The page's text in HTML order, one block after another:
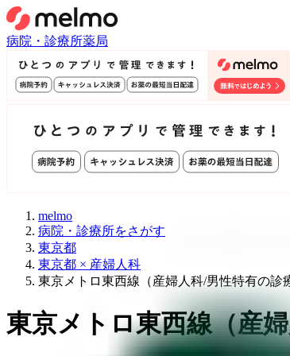
病院・診療所薬局
melmo
病院・診療所をさがす
東京都
東京都 × 産婦人科
東京メトロ東西線（産婦人科/男性特有の診
東京メトロ東西線（産